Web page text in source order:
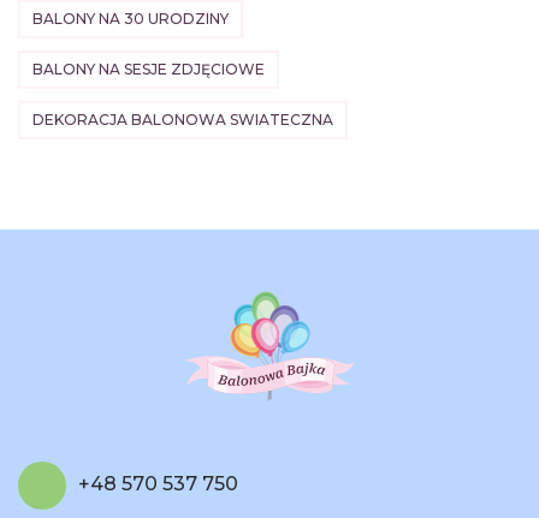
BALONY NA 30 URODZINY
BALONY NA SESJE ZDJĘCIOWE
DEKORACJA BALONOWA SWIATECZNA
+48 570 537 750